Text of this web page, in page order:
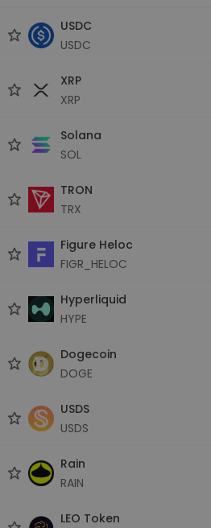
USDC
USDC
XRP
XRP
Solana
SOL
TRON
TRX
Figure Heloc
FIGR_HELOC
Hyperliquid
HYPE
Dogecoin
DOGE
USDS
USDS
Rain
RAIN
LEO Token